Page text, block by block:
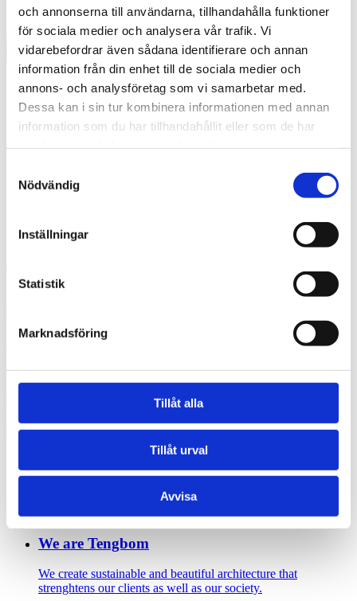
och annonserna till användarna, tillhandahålla funktioner
för sociala medier och analysera vår trafik. Vi
vidarebefordrar även sådana identifierare och annan
information från din enhet till de sociala medier och
annons- och analysföretag som vi samarbetar med.
Dessa kan i sin tur kombinera informationen med annan
information som du har tillhandahållit eller som de har
Nödvändig
Inställningar
Statistik
Marknadsföring
Tillåt alla
Tillåt urval
Avvisa
Search
Mimers trapp. Foto: Jansin & Hammarling
Footer
Contact us
Welcome to Tengbom! Whatever your question or enquiry,
We are Tengbom
We create sustainable and beautiful architecture that
strenghtens our clients as well as our society.